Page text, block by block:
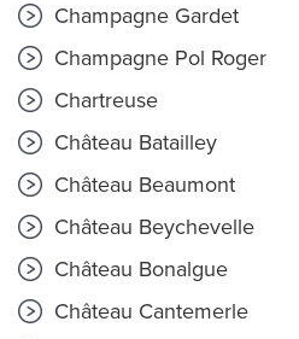
Champagne Gardet
Champagne Pol Roger
Chartreuse
Château Batailley
Château Beaumont
Château Beychevelle
Château Bonalgue
Château Cantemerle